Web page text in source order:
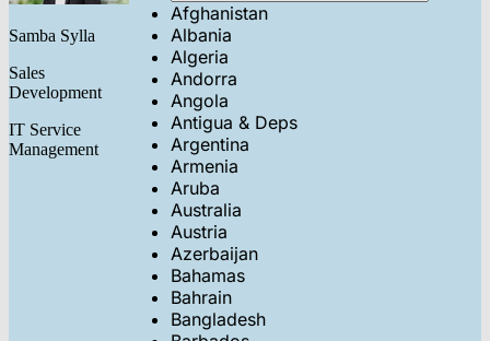
Samba Sylla
Sales
Development
IT Service
Management
Afghanistan
Albania
Algeria
Andorra
Angola
Antigua & Deps
Argentina
Armenia
Aruba
Australia
Austria
Azerbaijan
Bahamas
Bahrain
Bangladesh